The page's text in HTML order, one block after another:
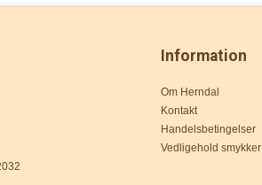
Information
Om Herndal
Kontakt
Handelsbetingelser
Vedligehold smykker